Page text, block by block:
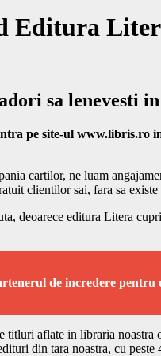
Editura
sa lenevesti
pe site-ul www.libris.ro
cartilor, ne luam
clientilor sai, fara sa
deoarece editura Litera
de incredere
titluri aflate in libraria noastra
din tara noastra, cu